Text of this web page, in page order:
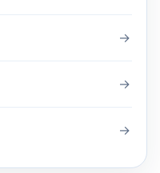
→
→
→